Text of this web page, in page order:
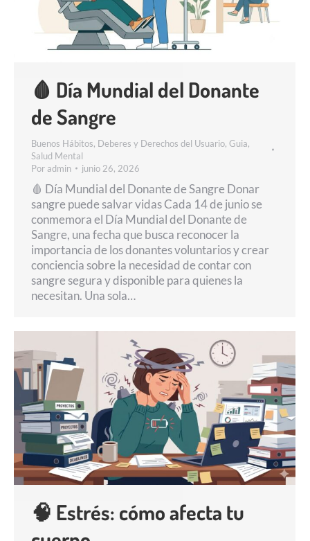
🩸 Día Mundial del Donante
de Sangre
Buenos Hábitos, Deberes y Derechos del Usuario, Guia,
Salud Mental
Poradmin junio 26, 2026
🩸 Día Mundial del Donante de Sangre Donar
sangre puede salvar vidas Cada 14 de junio se
conmemora el Día Mundial del Donante de
Sangre, una fecha que busca reconocer la
importancia de los donantes voluntarios y crear
conciencia sobre la necesidad de contar con
sangre segura y disponible para quienes la
necesitan. Una sola…
🧠 Estrés: cómo afecta tu